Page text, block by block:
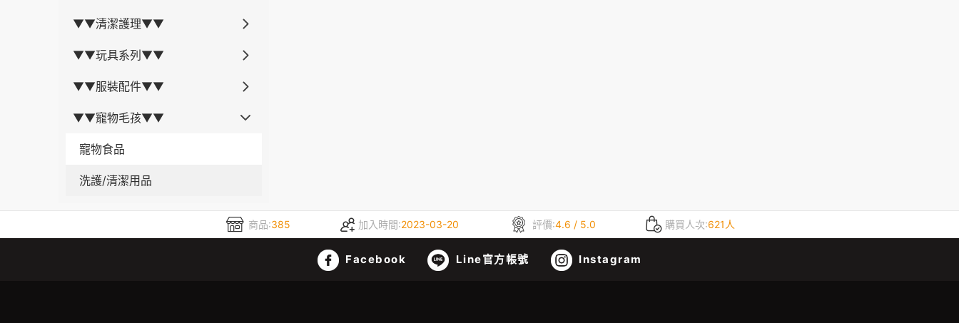
▼▼清潔護理▼▼
▼▼玩具系列▼▼
▼▼服裝配件▼▼
▼▼寵物毛孩▼▼
寵物食品
洗護/清潔用品
商品:385 加入時間:2023-03-20 評價:4.6 / 5.0 購買人次:621人
Facebook Line官方帳號 Instagram